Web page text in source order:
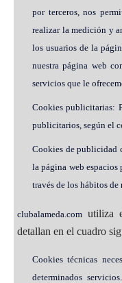
por terceros, nos
realizar la medición y
los usuarios de la
nuestra página web
servicios que le
Cookies publicitarias:
publicitarios, según el
Cookies de publicidad
la página web
través de los hábitos
clubalameda.com utiliza
detallan en el cuadro
Cookies técnicas
determinados